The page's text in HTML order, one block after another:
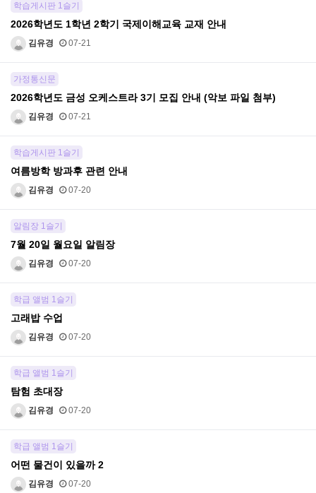
학습게시판 1슬기
2026학년도 1학년 2학기 국제이해교육 교재 안내
김유경 07-21
가정통신문
2026학년도 금성 오케스트라 3기 모집 안내 (악보 파일 첨부)
김유경 07-21
학습게시판 1슬기
여름방학 방과후 관련 안내
김유경 07-20
알림장 1슬기
7월 20일 월요일 알림장
김유경 07-20
학급 앨범 1슬기
고래밥 수업
김유경 07-20
학급 앨범 1슬기
탐험 초대장
김유경 07-20
학급 앨범 1슬기
어떤 물건이 있을까 2
김유경 07-20